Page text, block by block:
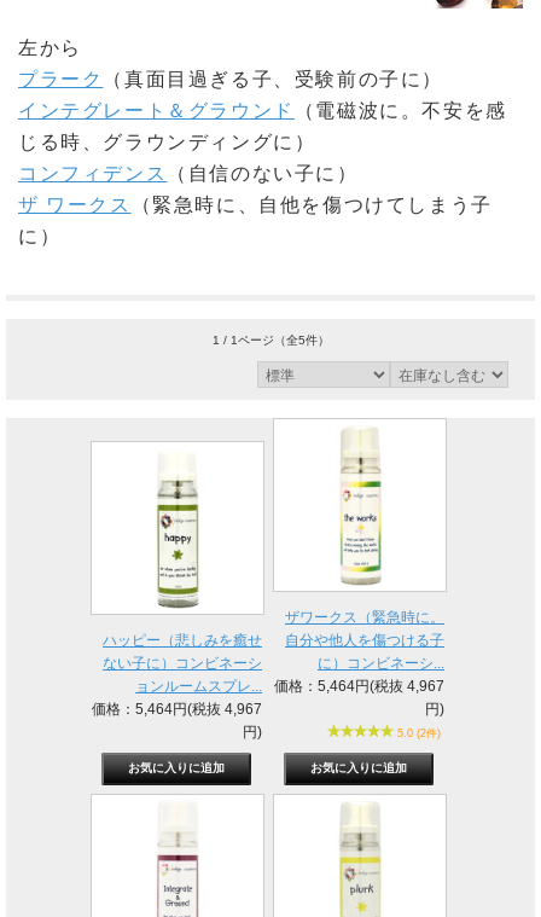
左から
プラーク
（真面目過ぎる子、受験前の子に）
インテグレート＆グラウンド
（電磁波に。不安を感
じる時、グラウンディングに）
コンフィデンス
（自信のない子に）
ザ ワークス
（緊急時に、自他を傷つけてしまう子
に）
1 / 1ページ （全5件）
ハッピー（悲しみを癒せ
ない子に）コンビネーシ
ョンルームスプレ...
価格：5,464円(税抜 4,967
円)
ザワークス（緊急時に。
自分や他人を傷つける子
に）コンビネーシ...
価格：5,464円(税抜 4,967
円)
5.0 (2件)